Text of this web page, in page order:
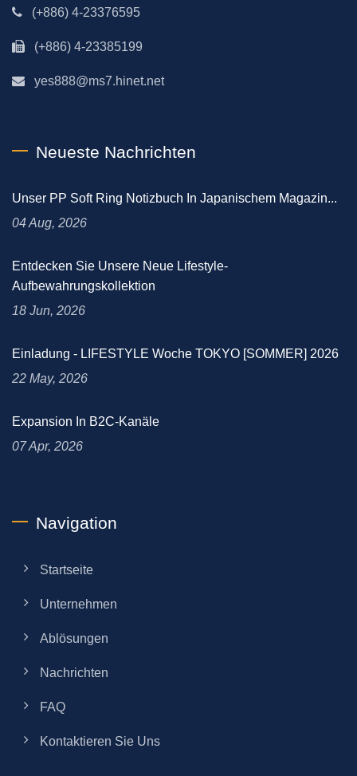
(+886) 4-23376595
(+886) 4-23385199
yes888@ms7.hinet.net
Neueste Nachrichten
Unser PP Soft Ring Notizbuch In Japanischem Magazin...
04 Aug, 2026
Entdecken Sie Unsere Neue Lifestyle-
Aufbewahrungskollektion
18 Jun, 2026
Einladung - LIFESTYLE Woche TOKYO [SOMMER] 2026
22 May, 2026
Expansion In B2C-Kanäle
07 Apr, 2026
Navigation
Startseite
Unternehmen
Ablösungen
Nachrichten
FAQ
Kontaktieren Sie Uns